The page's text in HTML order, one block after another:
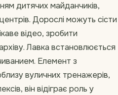
дитячих майданчиків,
Дорослі можуть сісти
відео, зробити
Лавка встановлюється
Елемент з
вуличних тренажерів,
він відіграє роль у